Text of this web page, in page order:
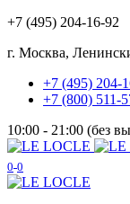
+7 (495) 204-16-92
г. Москва,
+7 (495) 204-
+7 (800) 511-
10:00 - 21:00 (без
0 0